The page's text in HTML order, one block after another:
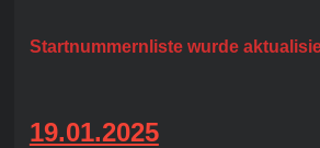
Startnummernliste wurde
19.01.2025